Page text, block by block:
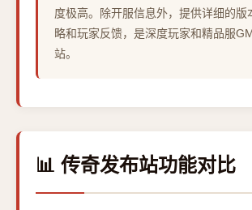
度极高。除开服信息外，提供详细的版
略和玩家反馈，是深度玩家和精品服
站。
📊 传奇发布站功能对比